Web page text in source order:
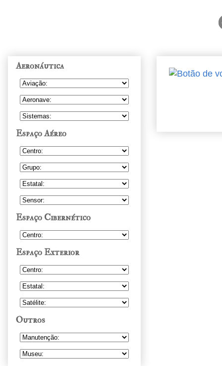
Aeronáutica
Espaço Aéreo
Espaço Cibernético
Espaço Exterior
Outros